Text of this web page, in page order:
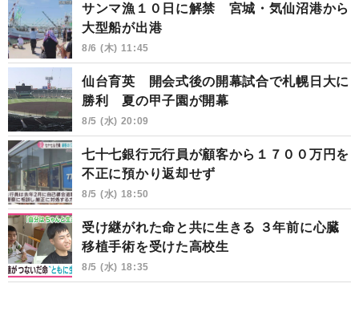
サンマ漁１０日に解禁 宮城・気仙沼港から
大型船が出港
8/6 (木) 11:45
仙台育英 開会式後の開幕試合で札幌日大に
勝利 夏の甲子園が開幕
8/5 (水) 20:09
七十七銀行元行員が顧客から１７００万円を
不正に預かり返却せず
8/5 (水) 18:50
受け継がれた命と共に生きる ３年前に心臓
移植手術を受けた高校生
8/5 (水) 18:35